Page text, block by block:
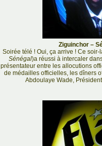
Ziguinchor –
Soirée télé ! Oui, ça arrive ! Ce
Sénégal)a réussi à intercaler
présentateur entre les allocutions
de médailles officielles, les dîners
Abdoulaye Wade,